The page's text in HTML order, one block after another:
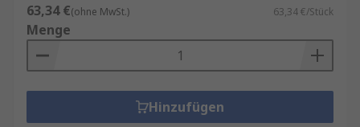
63,34 €(ohne MwSt.) 63,34 €/Stück
Menge
Hinzufügen